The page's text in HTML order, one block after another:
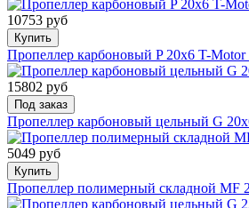
10753 руб
Купить
Пропеллер карбоновый P 20x6 T-Motor
15802 руб
Под заказ
Пропеллер карбоновый цельный G
5049 руб
Купить
Пропеллер полимерный складной MF